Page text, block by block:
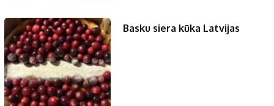
Basku siera kūka Latvijas